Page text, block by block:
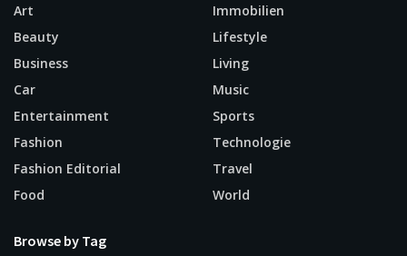
Art
Beauty
Business
Car
Entertainment
Fashion
Fashion Editorial
Food
Immobilien
Lifestyle
Living
Music
Sports
Technologie
Travel
World
Browse by Tag